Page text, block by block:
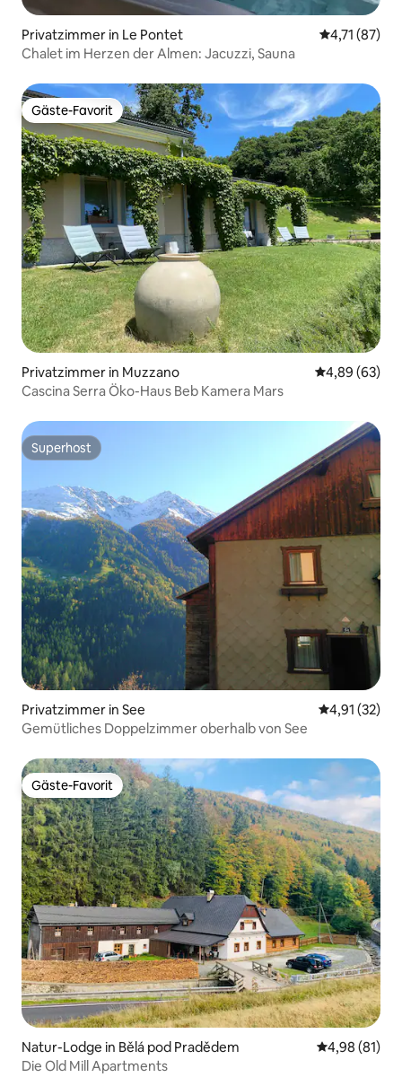
Privatzimmer in Le Pontet
4,71 (87)
Chalet im Herzen der Almen: Jacuzzi, Sauna
Gäste-Favorit
Gäste-Favorit
Privatzimmer in Muzzano
4,89 (63)
Cascina Serra Öko-Haus Beb Kamera Mars
Superhost
Superhost
Privatzimmer in See
4,91 (32)
Gemütliches Doppelzimmer oberhalb von See
Gäste-Favorit
Gäste-Favorit
Natur-Lodge in Bělá pod Pradědem
4,98 (81)
Die Old Mill Apartments